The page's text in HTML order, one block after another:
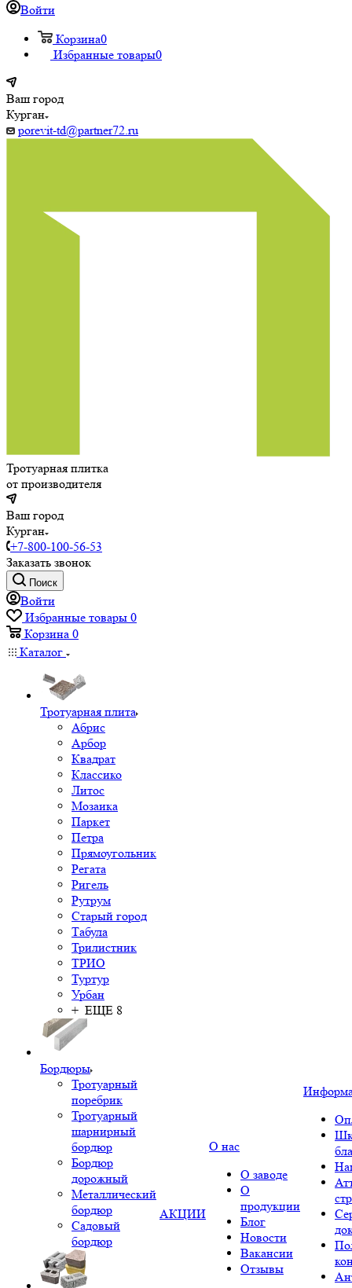
Войти
Корзина0
Избранные товары0
Ваш город
Курган
porevit-td@partner72.ru
Тротуарная плитка
от производителя
Ваш город
Курган
+7-800-100-56-53
Заказать звонок
Поиск
Войти
Избранные товары 0
Корзина 0
Каталог
Тротуарная плита
Абрис
Арбор
Квадрат
Классико
Литос
Мозаика
Паркет
Петра
Прямоугольник
Регата
Ригель
Рутрум
Старый город
Табула
Трилистник
ТРИО
Туртур
Урбан
+ ЕЩЕ 8
Бордюры
Тротуарный
поребрик
Тротуарный
шарнирный
бордюр
Бордюр
дорожный
Металлический
бордюр
Садовый
бордюр
АКЦИИ
О нас
О заводе
О
продукции
Блог
Новости
Вакансии
Отзывы